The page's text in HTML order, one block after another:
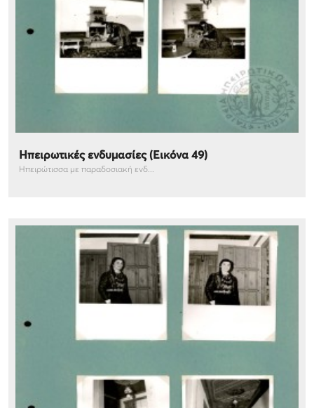
Ηπειρωτικές ενδυμασίες (Εικόνα 49)
Ηπειρώτισσα με παραδοσιακή ενδ...